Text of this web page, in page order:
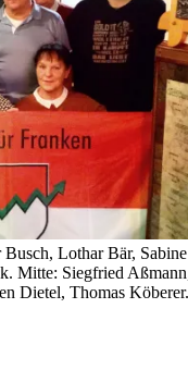
Lothar Bär, Sabine
Mitte: Siegfried
Dietel, Thomas